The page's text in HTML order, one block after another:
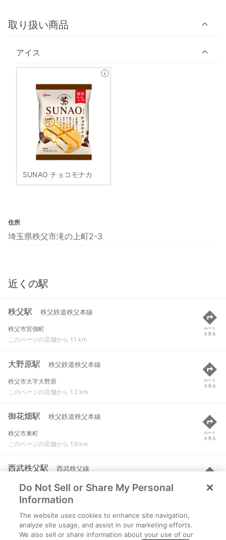
取り扱い商品
アイス
SUNAO チョコモナカ
住所
埼玉県秩父市滝の上町2-3
近くの駅
秩父駅 秩父鉄道秩父本線
秩父市宮側町
このページの店舗から 1.1 km
ルート
を見る
大野原駅 秩父鉄道秩父本線
秩父市大字大野原
このページの店舗から 1.2 km
ルート
を見る
御花畑駅 秩父鉄道秩父本線
秩父市東町
このページの店舗から 1.9 km
ルート
を見る
西武秩父駅 西武秩父線
秩父市野坂町１-１６-１５
このページの店舗から 2.1 km
ルート
を見る
横瀬駅 西武秩父線
秩父郡横瀬町横瀬４０６７
Do Not Sell or Share My Personal
Information
The website uses cookies to enhance site navigation,
analyze site usage, and assist in our marketing efforts.
We also sell or share information about your use of our